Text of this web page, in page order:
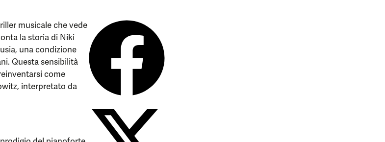
musicale che vede
la storia di Niki
una condizione
Questa sensibilità
come
interpretato da